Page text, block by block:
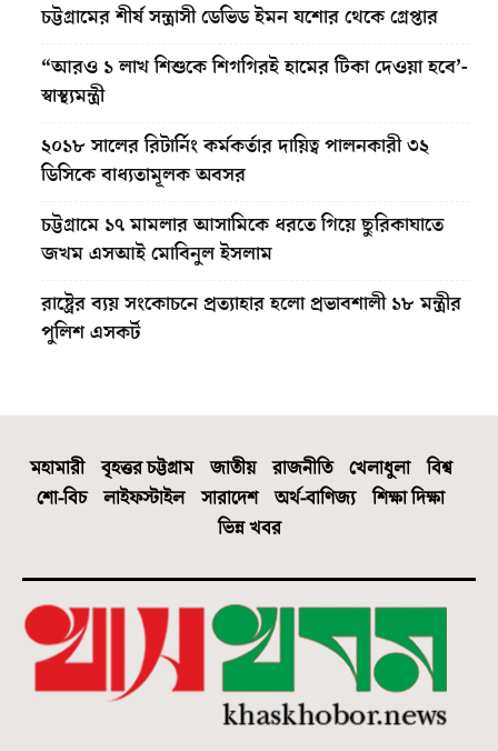
চট্টগ্রামের শীর্ষ সন্ত্রাসী ডেভিড ইমন যশোর থেকে গ্রেপ্তার
“আরও ১ লাখ শিশুকে শিগগিরই হামের টিকা দেওয়া হবে’-
স্বাস্থ্যমন্ত্রী
২০১৮ সালের রিটার্নিং কর্মকর্তার দায়িত্ব পালনকারী ৩২
ডিসিকে বাধ্যতামূলক অবসর
চট্টগ্রামে ১৭ মামলার আসামিকে ধরতে গিয়ে ছুরিকাঘাতে
জখম এসআই মোবিনুল ইসলাম
রাষ্ট্রের ব্যয় সংকোচনে প্রত্যাহার হলো প্রভাবশালী ১৮ মন্ত্রীর
পুলিশ এসকর্ট
মহামারী বৃহত্তর চট্টগ্রাম জাতীয় রাজনীতি খেলাধুলা
বিশ্ব
শো-বিচ
লাইফস্টাইল সারাদেশ অর্থ-বাণিজ্য
শিক্ষা দিক্ষা
ভিন্ন খবর